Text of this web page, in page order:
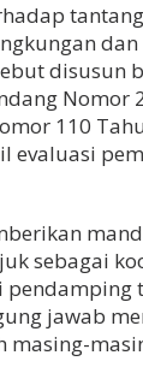
disusun
Nomor
110
evaluasi
sebagai
jawab